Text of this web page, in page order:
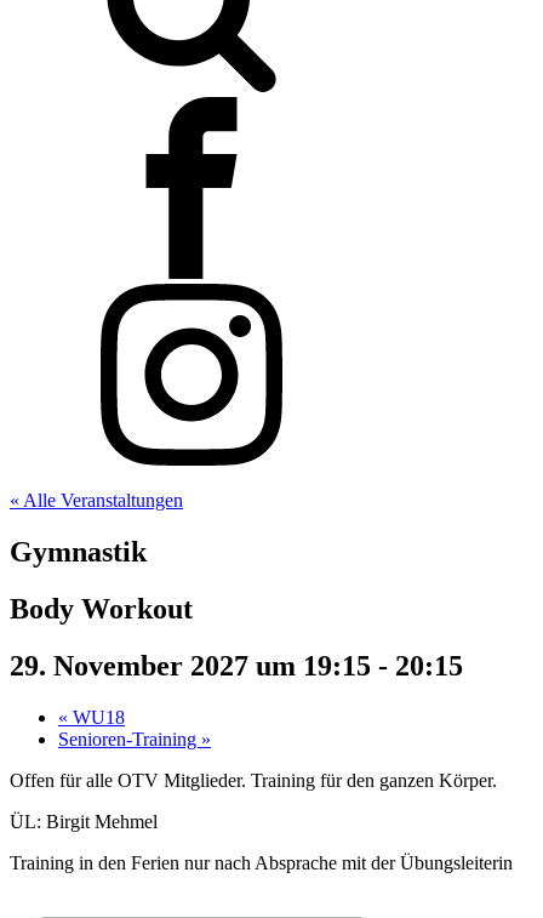
« Alle Veranstaltungen
Gymnastik
Body Workout
29. November 2027 um 19:15 - 20:15
« WU18
Senioren-Training »
Offen für alle OTV Mitglieder. Training für den ganzen Körper.
ÜL: Birgit Mehmel
Training in den Ferien nur nach Absprache mit der Übungsleiterin